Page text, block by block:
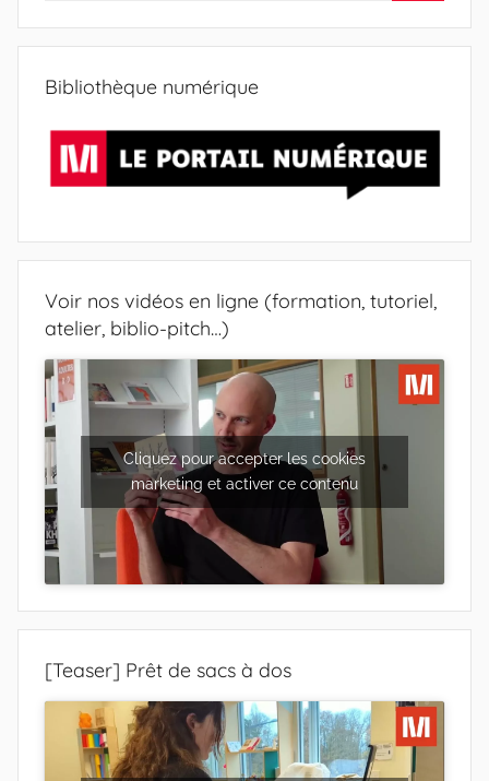
c
e
p
u
r
:
e
e
r
e
Bibliothèque numérique
Voir nos vidéos en ligne (formation, tutoriel,
atelier, biblio-pitch…)
Cliquez pour accepter les cookies
marketing et activer ce contenu
[Teaser] Prêt de sacs à dos